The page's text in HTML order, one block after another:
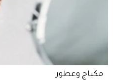
مكياج وعطور